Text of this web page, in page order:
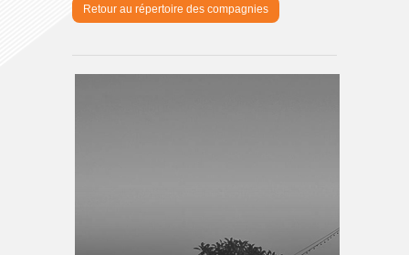
Retour au répertoire des compagnies